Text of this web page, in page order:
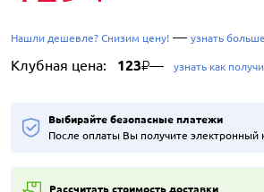
Нашли дешевле? Снизим цену! — узнать больше
Клубная цена: 123₽— узнать как
Выбирайте безопасные платежи
После оплаты Вы получите электронный
Рассчитать стоимость доставки